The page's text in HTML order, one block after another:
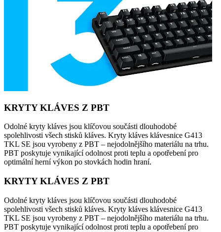
KRYTY KLÁVES Z PBT
Odolné kryty kláves jsou klíčovou součásti dlouhodobé
spolehlivosti všech stisků kláves. Kryty kláves klávesnice G413
TKL SE jsou vyrobeny z PBT – nejodolnějšího materiálu na trhu.
PBT poskytuje vynikající odolnost proti teplu a opotřebení pro
optimální herní výkon po stovkách hodin hraní.
KRYTY KLÁVES Z PBT
Odolné kryty kláves jsou klíčovou součásti dlouhodobé
spolehlivosti všech stisků kláves. Kryty kláves klávesnice G413
TKL SE jsou vyrobeny z PBT – nejodolnějšího materiálu na trhu.
PBT poskytuje vynikající odolnost proti teplu a opotřebení pro